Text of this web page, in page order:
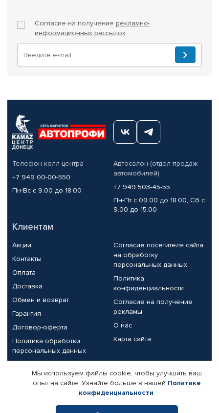
Согласие на получение рекламно-
информационных рассылок
Телефон колл-центра
+7 949 00-00-550
Пн-Вс с 9.00 до 18.00
Автосалон (отдел продаж
автомобилей)
+7 949 503-45-55
Пн-Пт с 09.00 до 18.00, Сб с
9.00 до 15.00
Клиентам
Акции
Контакты
Оплата
Доставка
Обмен и возврат
Гарантия
Договор-оферта
Политика обработки
персональных данных
Согласие посетителя сайта
на обработку
персональных данных
Политика
конфиденциальности
Согласие на получение
рекламы
О нас
Карта сайта
Партнерам
Корпоративным клиентам
Поставщикам
Реквизиты компании
Мы используем файлы cookie, чтобы улучшить ваш
опыт на сайте. Узнайте больше в нашей Политике
конфиденциальности.